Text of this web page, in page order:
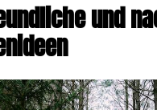
und